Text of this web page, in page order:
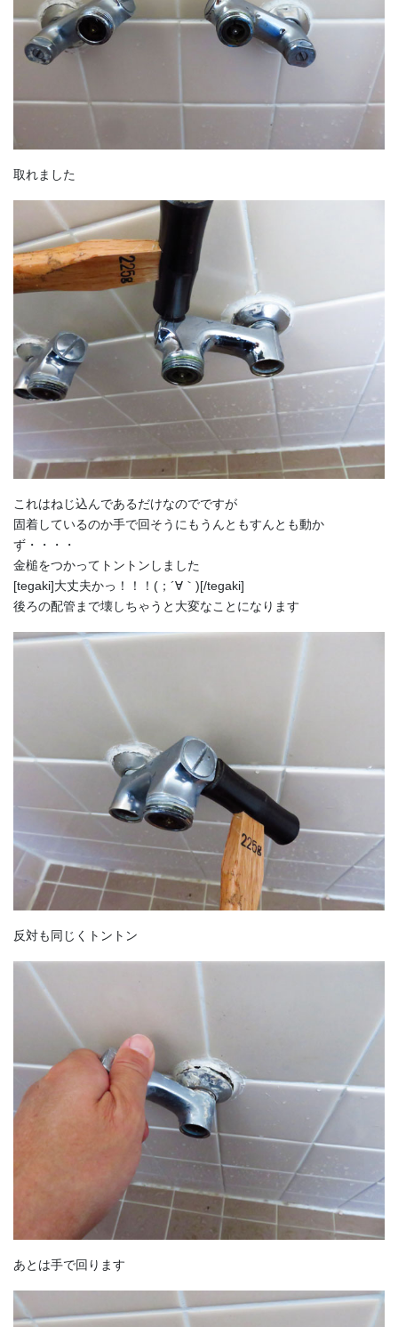
取れました
これはねじ込んであるだけなのでですが
固着しているのか手で回そうにもうんともすんとも動か
ず・・・・
金槌をつかってトントンしました
[tegaki]大丈夫かっ！！！(；´∀｀)[/tegaki]
後ろの配管まで壊しちゃうと大変なことになります
反対も同じくトントン
あとは手で回ります